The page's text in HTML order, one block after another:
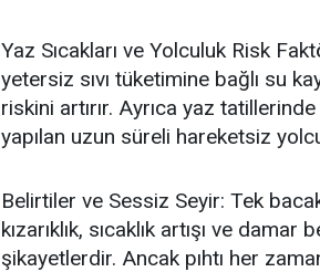
Yaz Sıcakları ve Yolculuk Risk
yetersiz sıvı tüketimine bağlı su
riskini artırır. Ayrıca yaz
yapılan uzun süreli hareketsiz
Belirtiler ve Sessiz Seyir: Tek
kızarıklık, sıcaklık artışı ve
şikayetlerdir. Ancak pıhtı her